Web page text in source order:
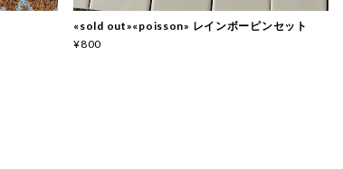
«sold out»«poisson» レインボーピンセット
¥800